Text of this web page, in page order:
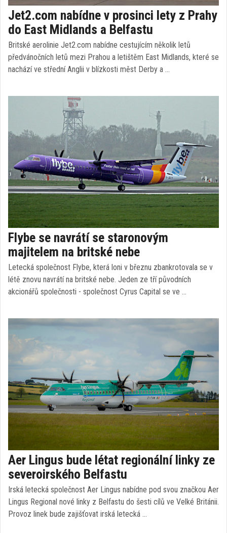
Jet2.com nabídne v prosinci lety z Prahy
do East Midlands a Belfastu
Britské aerolinie Jet2.com nabídne cestujícím několik letů
předvánočních letů mezi Prahou a letištěm East Midlands, které se
nachází ve střední Anglii v blízkosti měst Derby a …
Flybe se navrátí se staronovým
majitelem na britské nebe
Letecká společnost Flybe, která loni v březnu zbankrotovala se v
létě znovu navrátí na britské nebe. Jeden ze tří původních
akcionářů společnosti - společnost Cyrus Capital se ve …
Aer Lingus bude létat regionální linky ze
severoirského Belfastu
Irská letecká společnost Aer Lingus nabídne pod svou značkou Aer
Lingus Regional nové linky z Belfastu do šesti cílů ve Velké Británii.
Provoz linek bude zajišťovat irská letecká …